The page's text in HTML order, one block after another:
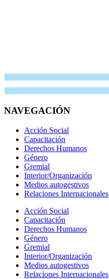
NAVEGACIÓN
Acción Social
Capacitación
Derechos Humanos
Género
Gremial
Interior/Organización
Medios autogestivos
Relaciones Internacionales
Acción Social
Capacitación
Derechos Humanos
Género
Gremial
Interior/Organización
Medios autogestivos
Relaciones Internacionales